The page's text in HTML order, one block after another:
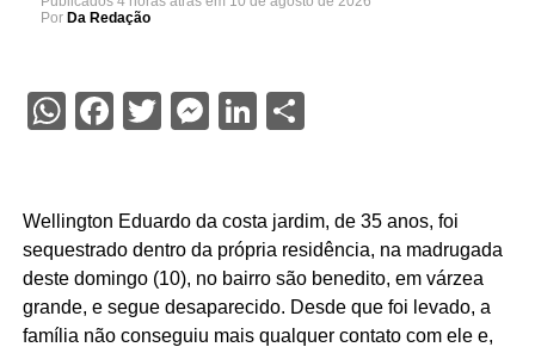
Por Da Redação
WhatsApp
Facebook
Twitter
Messenger
LinkedIn
Share
Wellington Eduardo da costa jardim, de 35 anos, foi
sequestrado dentro da própria residência, na madrugada
deste domingo (10), no bairro são benedito, em várzea
grande, e segue desaparecido. Desde que foi levado, a
família não conseguiu mais qualquer contato com ele e,